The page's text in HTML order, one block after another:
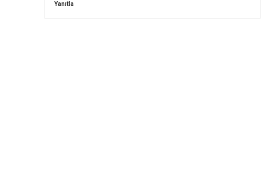
Yanıtla